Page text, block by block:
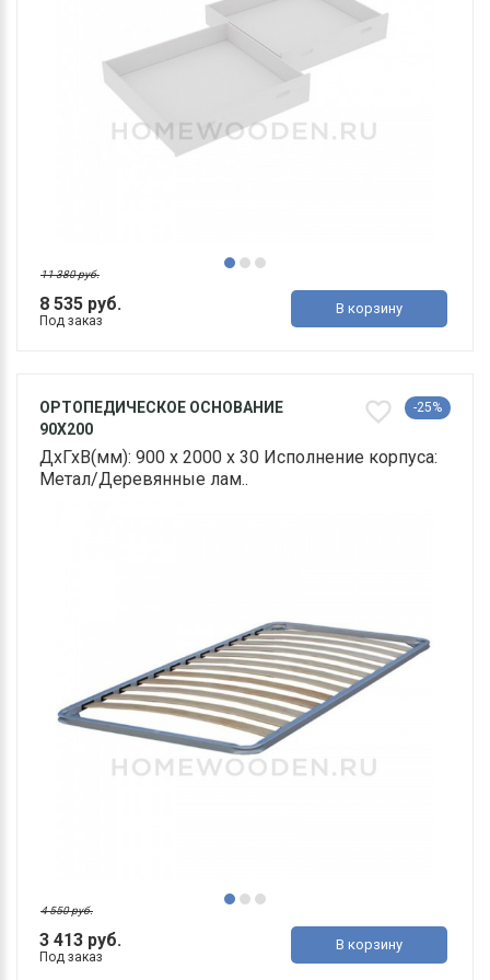
8 535 руб.
11 380 руб.
Под заказ
В корзину
ОРТОПЕДИЧЕСКОЕ ОСНОВАНИЕ
90Х200
-25%
ДхГхВ(мм): 900 х 2000 х 30 Исполнение корпуса:
Метал/Деревянные лам..
3 413 руб.
4 550 руб.
Под заказ
В корзину